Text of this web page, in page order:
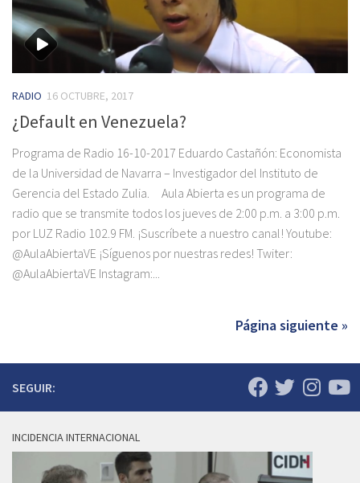
RADIO 16 OCTUBRE, 2017
¿Default en Venezuela?
Programa de Radio 16-10-2017 Eduardo Castañón: Economista
de la Universidad de Navarra – Investigador del Instituto de
Gerencia del Estado Zulia. Aula Abierta es un programa de
radio que se transmite todos los jueves de 2:00 p.m. a 3:00 p.m.
por LUZ Radio 102.9 FM. ¡Suscríbete a nuestro canal! Youtube:
@AulaAbiertaVE ¡Síguenos por nuestras redes! Twiter:
@AulaAbiertaVE Instagram:...
Página siguiente »
SEGUIR:
INCIDENCIA INTERNACIONAL